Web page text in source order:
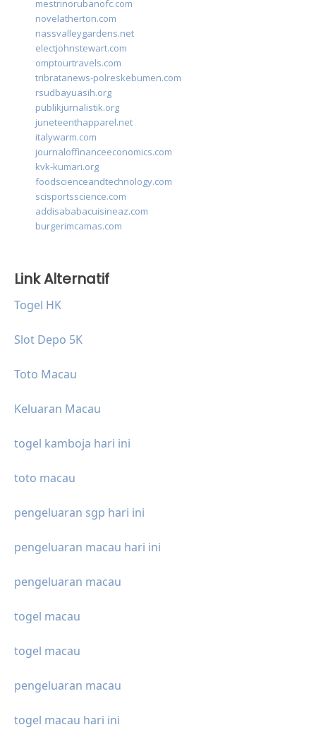
mestrinorubanofc.com
novelatherton.com
nassvalleygardens.net
electjohnstewart.com
omptourtravels.com
tribratanews-polreskebumen.com
rsudbayuasih.org
publikjurnalistik.org
juneteenthapparel.net
italywarm.com
journaloffinanceeconomics.com
kvk-kumari.org
foodscienceandtechnology.com
scisportsscience.com
addisababacuisineaz.com
burgerimcamas.com
Link Alternatif
Togel HK
Slot Depo 5K
Toto Macau
Keluaran Macau
togel kamboja hari ini
toto macau
pengeluaran sgp hari ini
pengeluaran macau hari ini
pengeluaran macau
togel macau
togel macau
pengeluaran macau
togel macau hari ini